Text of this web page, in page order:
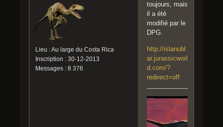
Lieu : Au large du Costa Rica
Inscription : 30-12-2013
Messages : 8 376
toujours, mais
il a été
modifié par le
DPG.
http://islanubl
ar.jurassicworl
d.com/?
redirect=off